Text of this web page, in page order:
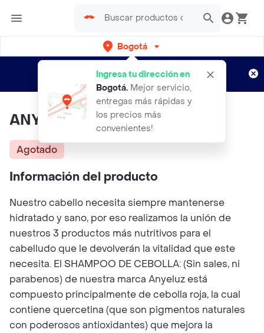
Bogotá
Ingresa tu dirección en
Bogotá. Mejor servicio,
entregas más rápidas y
los precios más
convenientes!
envíos gratis por semanas
Aplican TyC
ANYELUZ Kit De Nutricion
Agotado
Información del producto
Nuestro cabello necesita siempre mantenerse
hidratado y sano, por eso realizamos la unión de
nuestros 3 productos más nutritivos para el
cabelludo que le devolverán la vitalidad que este
necesita. El SHAMPOO DE CEBOLLA: (Sin sales, ni
parabenos) de nuestra marca Anyeluz está
compuesto principalmente de cebolla roja, la cual
contiene quercetina (que son pigmentos naturales
con poderosos antioxidantes) que mejora la